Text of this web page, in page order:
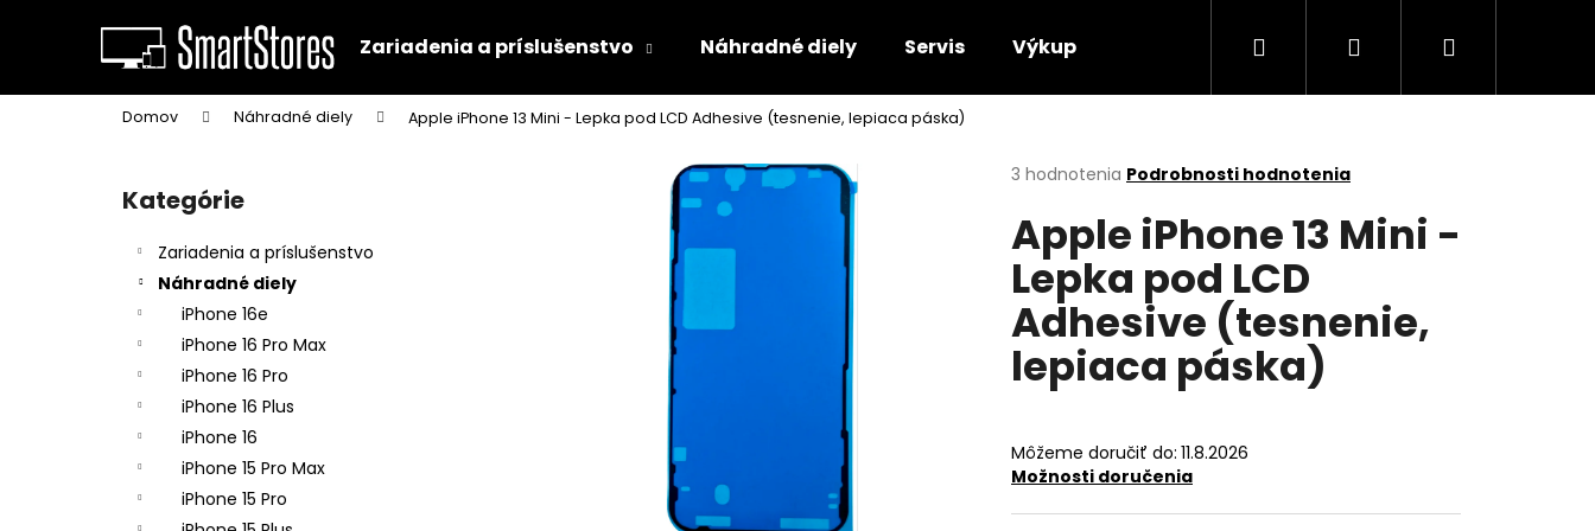
Zariadenia a príslušenstvo Náhradné diely Servis Výkup Kontakt
Hľadať PrihlásenieNákupný
Domov Náhradné diely Apple iPhone 13 Mini - Lepka pod LCD Adhesive (tesnenie, lepiaca páska)
Preskočiť
kategórie
Kategórie
Zariadenia a príslušenstvo
Náhradné diely
iPhone 16e
iPhone 16 Pro Max
iPhone 16 Pro
iPhone 16 Plus
iPhone 16
iPhone 15 Pro Max
iPhone 15 Pro
Priemerné
produktu
je
5,0
hviezdičiek.
3 hodnotenia Podrobnosti hodnotenia
Apple iPhone 13 Mini -
Lepka pod LCD
Adhesive (tesnenie,
lepiaca páska)
Môžeme doručiť do: 11.8.2026
Možnosti doručenia
í
Späť
do
obchodu
Späť
do
obchodu
Čo potrebujete nájsť?
Odporúčame